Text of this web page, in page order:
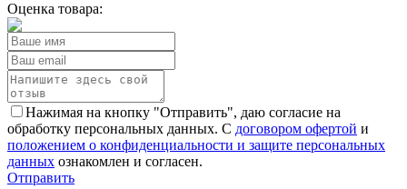
Оценка товара:
Нажимая на кнопку "Отправить", даю согласие на
обработку персональных данных. С договором офертой и
положением о конфиденциальности и защите персональных
данных ознакомлен и согласен.
Отправить